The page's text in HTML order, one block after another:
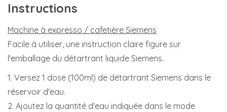
Instructions
Machine à expresso / cafetière Siemens
Facile à utiliser, une instruction claire figure sur
l'emballage du détartrant liquide Siemens.
1. Versez 1 dose (1​00​ml) de détartrant Siemens dans le
réservoir d'eau.
2. Ajoutez la quantité d'eau indiquée dans le mode